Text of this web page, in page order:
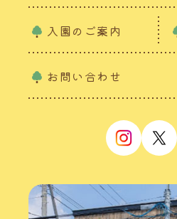
入園のご案内
お問い合わせ